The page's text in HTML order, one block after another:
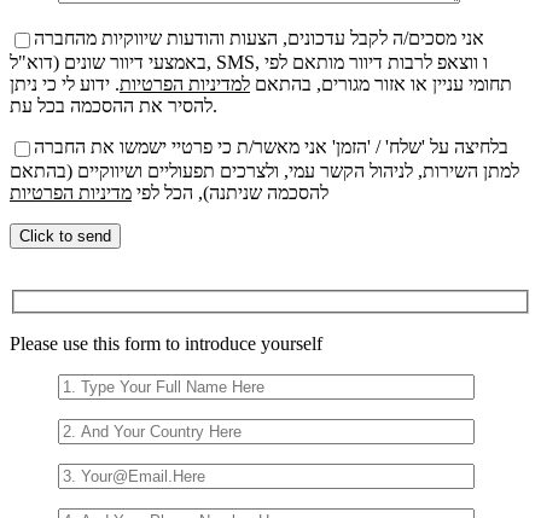
אני מסכים/ה לקבל עדכונים, הצעות והודעות שיווקיות מהחברה
באמצעי דיוור שונים (דוא"ל, SMS, ו ווצאפ לרבות דיוור מותאם לפי
תחומי עניין או אזור מגורים, בהתאם למדיניות הפרטיות. ידוע לי כי ניתן
להסיר את ההסכמה בכל עת.
בלחיצה על 'שלח' / 'הזמן' אני מאשר/ת כי פרטיי ישמשו את החברה
למתן השירות, לניהול הקשר עמי, ולצרכים תפעוליים ושיווקיים (בהתאם
להסכמה שניתנה), הכל לפי מדיניות הפרטיות
champ
Please use this form to introduce yourself